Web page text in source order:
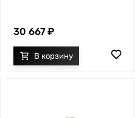
30 667